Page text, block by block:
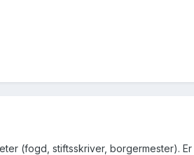
(fogd, stiftsskriver, borgermester).